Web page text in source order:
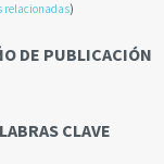
relacionadas)
DE PUBLICACIÓN
CLAVE